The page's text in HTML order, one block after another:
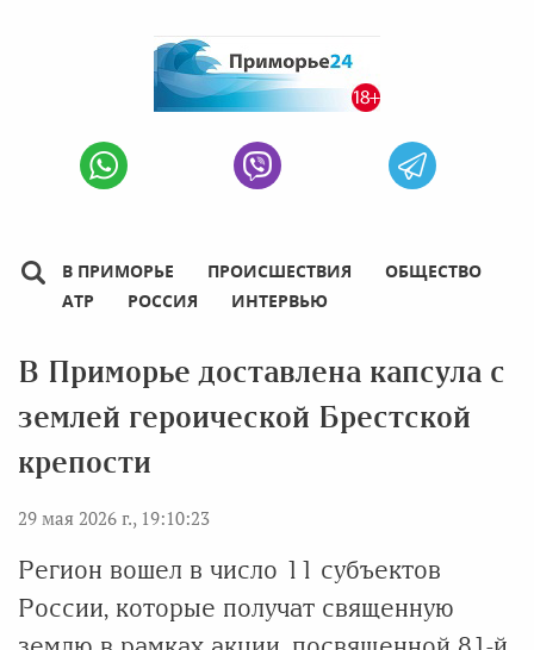
В ПРИМОРЬЕ ПРОИСШЕСТВИЯ
ОБЩЕСТВО
АТР
РОССИЯ ИНТЕРВЬЮ
В Приморье доставлена капсула с
землей героической Брестской
крепости
29 мая 2026 г., 19:10:23
Регион вошел в число 11 субъектов
России, которые получат священную